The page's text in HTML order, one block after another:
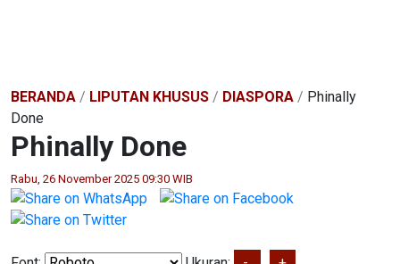
BERANDA / LIPUTAN KHUSUS / DIASPORA / Phinally
Done
Phinally Done
Rabu, 26 November 2025 09:30 WIB